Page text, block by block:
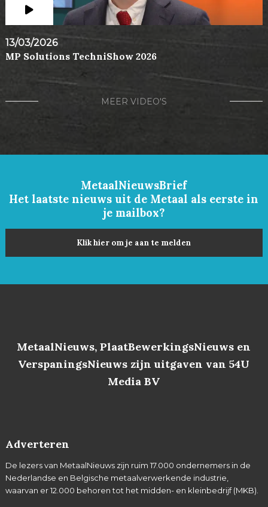
13/03/2026
MP Solutions TechniShow 2026
MEER VIDEO'S
MetaalNieuwsBrief
Het laatste nieuws uit de Metaal als eerste in
je mailbox?
Klik hier om je aan te melden
MetaalNieuws, PlaatBewerkingsNieuws en
VerspaningsNieuws zijn uitgaven van 54U
Media BV
Adverteren
De lezers van MetaalNieuws zijn ruim 17.000 ondernemers in de
Nederlandse en Belgische metaalverwerkende industrie,
waarvan er 12.000 behoren tot het midden- en kleinbedrijf (MKB).